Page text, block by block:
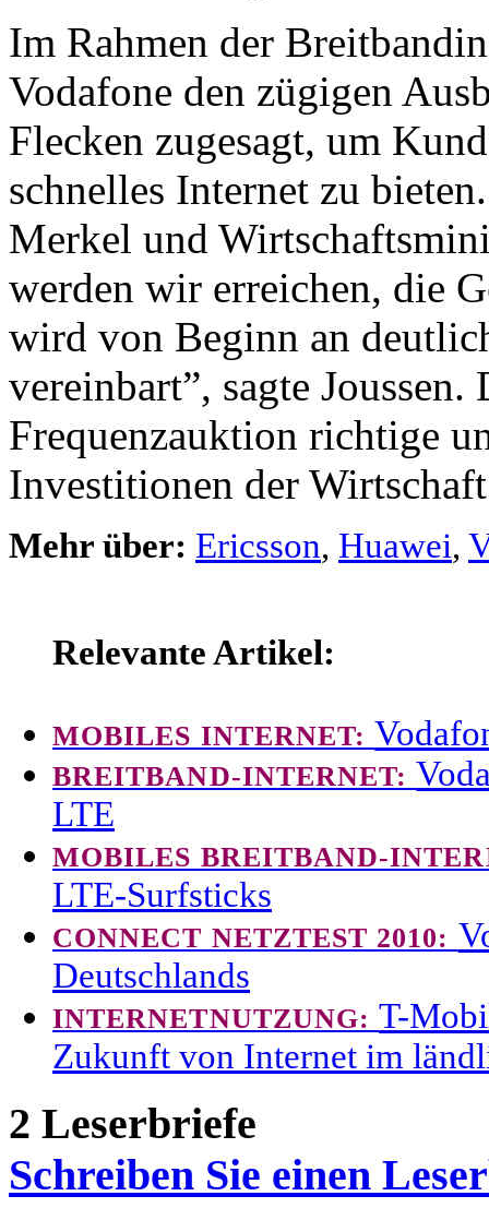
Im Rahmen der
Vodafone den zügigen
Flecken zugesagt, um
schnelles Internet zu
Merkel und
werden wir erreichen, die
wird von Beginn an
vereinbart”, sagte
Frequenzauktion richtige
Investitionen der
Mehr über: Ericsson, Huawei,
Relevante Artikel:
MOBILES INTERNET:
BREITBAND-INTERNET:
LTE
MOBILES BREITBAND-
LTE-Surfsticks
CONNECT NETZTEST 2010:
Deutschlands
INTERNETNUTZUNG:T-
Zukunft von Internet im
2 Leserbriefe
Schreiben Sie einen